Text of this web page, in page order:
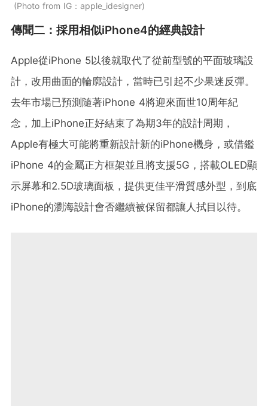
Photo from IG：apple_idesigner
傳聞二：採用相似iPhone4的經典設計
Apple從iPhone 5以後就取代了從前型號的平面玻璃設
計，改用曲面的輪廓設計，當時已引起不少果迷反彈。
去年市場已預測隨著iPhone 4將迎來面世10周年紀
念，加上iPhone正好結束了為期3年的設計周期，
Apple有極大可能將重新設計新的iPhone機身，或借鑑
iPhone 4的金屬正方框架並且將支援5G，搭載OLED顯
示屏幕和2.5D玻璃面板，提供更佳平滑質感外型，到底
iPhone的瀏海設計會否繼續被保留都讓人拭目以待。